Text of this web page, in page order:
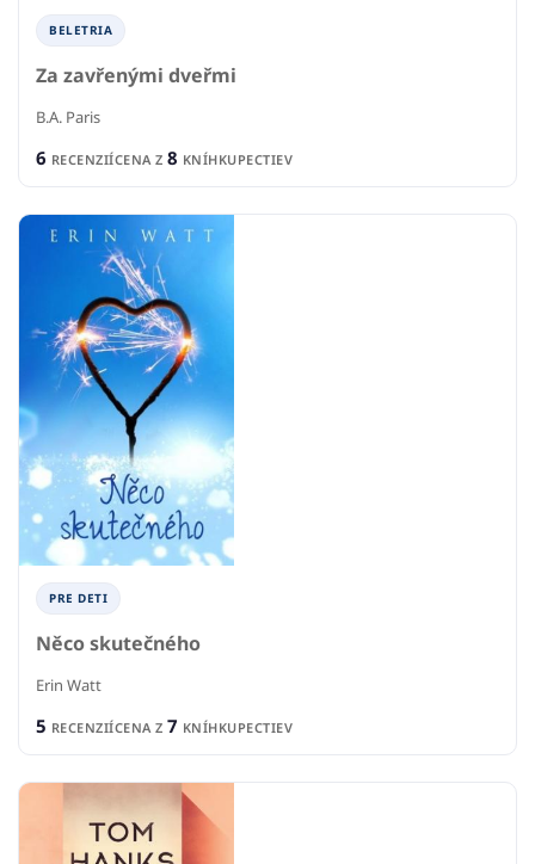
BELETRIA
Za zavřenými dveřmi
B.A. Paris
6 RECENZIÍCENA Z 8 KNÍHKUPECTIEV
PRE DETI
Něco skutečného
Erin Watt
5 RECENZIÍCENA Z 7 KNÍHKUPECTIEV